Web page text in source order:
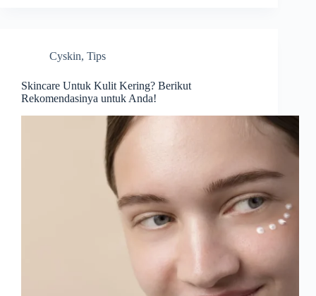
Cyskin, Tips
Skincare Untuk Kulit Kering? Berikut
Rekomendasinya untuk Anda!